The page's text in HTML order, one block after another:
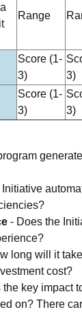
Range
Score (1-
3)
3)
Score (1-
3)
3)
- Does the
long will it
cost?
the key impact
on? There